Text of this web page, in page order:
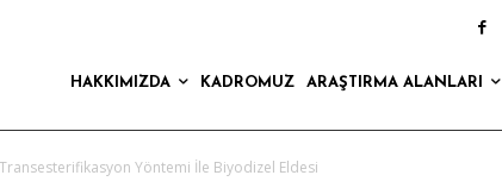
HAKKIMIZDA KADROMUZ ARAŞTIRMA ALANLARI
Yöntemi İle Biyodizel Eldesi